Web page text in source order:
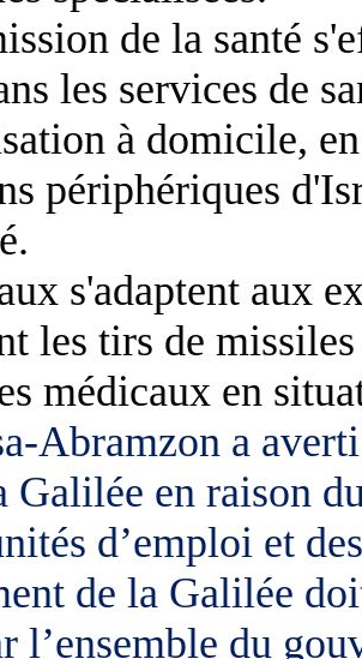
de la santé
les services de
à domicile,
périphériques
s'adaptent aux
les tirs de
médicaux en
-Abramzon a
Galilée en raison
d’emploi et
de la Galilée
l’ensemble du